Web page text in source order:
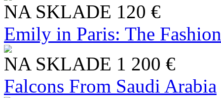
NA SKLADE 120 €
Emily in Paris: The
NA SKLADE 1 200 €
Falcons From Saudi Arabia